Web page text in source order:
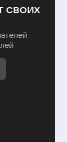
своих